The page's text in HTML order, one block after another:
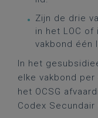
Zijn de drie
in het LOC of
vakbond één
In het
elke vakbond
het OCSG
Codex Secundair